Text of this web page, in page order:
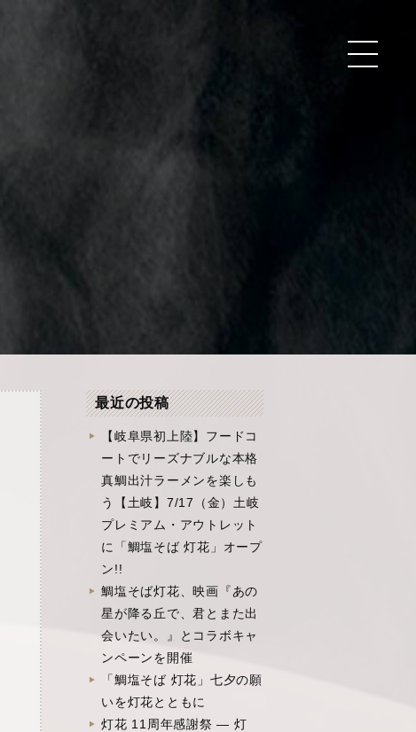
最近の投稿
【岐阜県初上陸】フードコ
ートでリーズナブルな本格
真鯛出汁ラーメンを楽しも
う【土岐】7/17（金）土岐
プレミアム・アウトレット
に「鯛塩そば 灯花」オープ
ン!!
鯛塩そば灯花、映画『あの
星が降る丘で、君とまた出
会いたい。』とコラボキャ
ンペーンを開催
「鯛塩そば 灯花」七夕の願
いを灯花とともに
灯花 11周年感謝祭 ― 灯